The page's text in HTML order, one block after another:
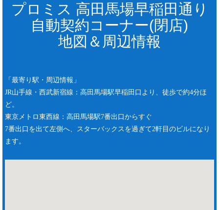
プロミス 高田馬場早稲田通り
自動契約コーナー(閉店)
地図＆周辺情報
「最寄り駅・周辺情報」
JR山手線・西武新宿線：高田馬場駅早稲田口より、徒歩で約4分ほ
ど。
東京メトロ東西線：高田馬場駅7番出口からすぐ
7番出口を出て左側へ、スターバックスを過ぎて2軒目のビルになり
ます。